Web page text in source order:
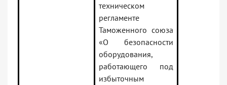
техническом
регламенте
Таможенного союза
«О безопасности
оборудования,
работающего под
избыточным